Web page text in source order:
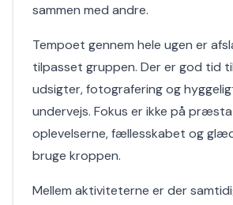
sammen med andre.
Tempoet gennem hele ugen er
tilpasset gruppen. Der er god tid
udsigter, fotografering og
undervejs. Fokus er ikke på
oplevelserne, fællesskabet og
bruge kroppen.
Mellem aktiviteterne er der